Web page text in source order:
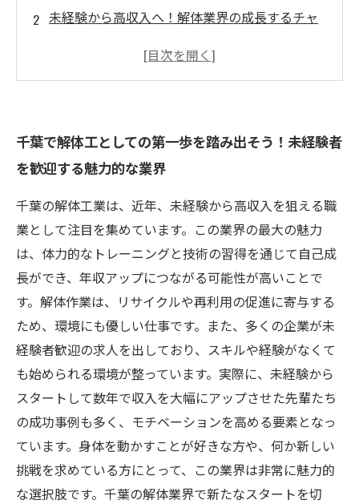
未経験から高収入へ！解体業界の成長するチャ
身体を動かす楽しさ！解体作業で学ぶ技術と仲
した人々のストーリー
働きやすい環境が整った千葉の解体業界の求人
情報とは？
解体工の魅力を再発見！あなたも新しいキャリ
アを築こう
未経験でも安心して始められる！千葉の解体業
界の未来を見据えて
千葉で解体工としての第一歩を踏み出そう！未経験者
を歓迎する魅力的な業界
千葉の解体工業は、近年、未経験から高収入を狙える職
業として注目を集めています。この業界の最大の魅力
は、体力的なトレーニングと技術の習得を通じて自己成
長ができ、年収アップにつながる可能性が高いことで
す。解体作業は、リサイクルや再利用の促進に寄与する
ため、環境にも優しい仕事です。また、多くの企業が未
経験者歓迎の求人を出しており、スキルや経験がなくて
も始められる環境が整っています。実際に、未経験から
スタートして数年で収入を大幅にアップさせた先輩たち
の成功事例も多く、モチベーションを高める要素となっ
ています。身体を動かすことが好きな方や、何か新しい
挑戦を求めている方にとって、この業界は非常に魅力的
な選択肢です。千葉の解体業界で新たなスタートを切